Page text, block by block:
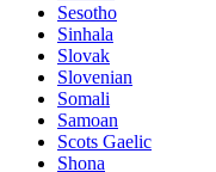
Sesotho
Sinhala
Slovak
Slovenian
Somali
Samoan
Scots Gaelic
Shona